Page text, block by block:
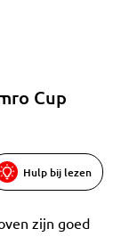
Cup
Hulp bij lezen
zijn goed